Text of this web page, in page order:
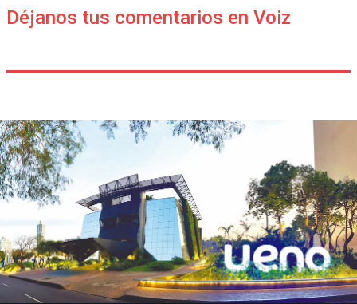
Déjanos tus comentarios en Voiz